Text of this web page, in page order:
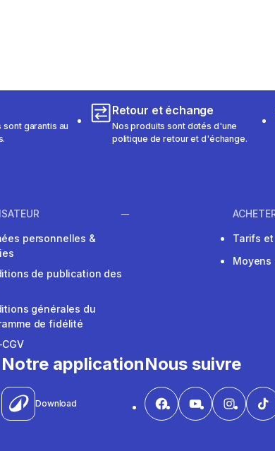
garantis au
Retour et échange
Nos produits sont dotés d'une
politique de retour et d'échange.
personnelles &
de publication des
générales du
de fidélité
CGV
Tarifs
Moyens
Notre application
Download
Nous suivre